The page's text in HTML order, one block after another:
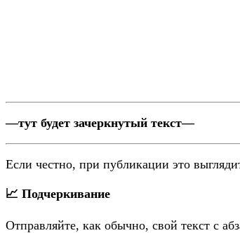
—тут будет зачеркнутый текст—
Если честно, при публикации это
📈 Подчеркивание
Отправляйте, как обычно, свой текст с